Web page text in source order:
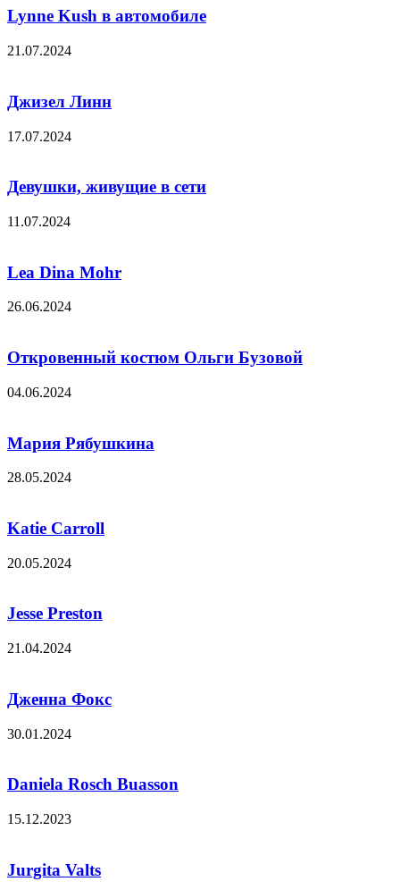
Lynne Kush в автомобиле
21.07.2024
Джизел Линн
17.07.2024
Девушки, живущие в сети
11.07.2024
Lea Dina Mohr
26.06.2024
Откровенный костюм Ольги Бузовой
04.06.2024
Мария Рябушкина
28.05.2024
Katie Carroll
20.05.2024
Jesse Preston
21.04.2024
Дженна Фокс
30.01.2024
Daniela Rosch Buasson
15.12.2023
Jurgita Valts